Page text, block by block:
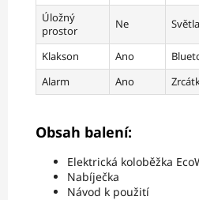
Úložný
prostor
Ne Světla
Klakson
Ano
Alarm
Ano
Obsah balení:
Elektrická koloběžka
Nabíječka
Návod k použití